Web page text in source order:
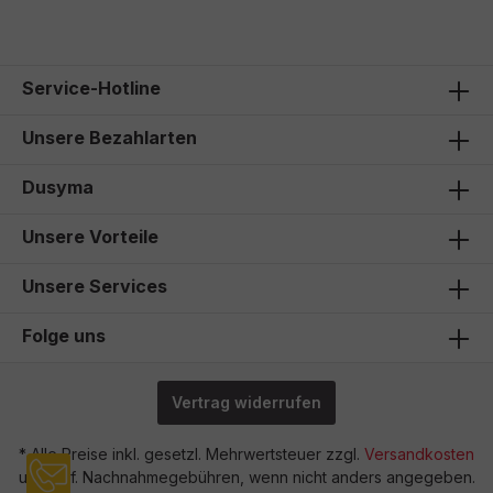
Service-Hotline
Unsere Bezahlarten
Dusyma
Unsere Vorteile
Unsere Services
Folge uns
Vertrag widerrufen
* Alle Preise inkl. gesetzl. Mehrwertsteuer zzgl. Versandkosten
und ggf. Nachnahmegebühren, wenn nicht anders angegeben.